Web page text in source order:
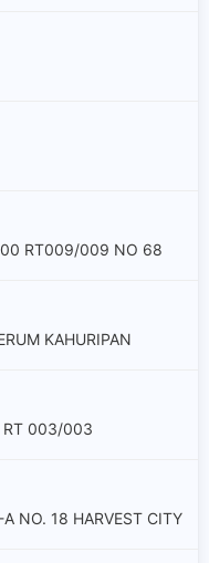
00 RT009/009 NO 68
KAHURIPAN
RT 003/003
NO. 18 HARVEST CITY